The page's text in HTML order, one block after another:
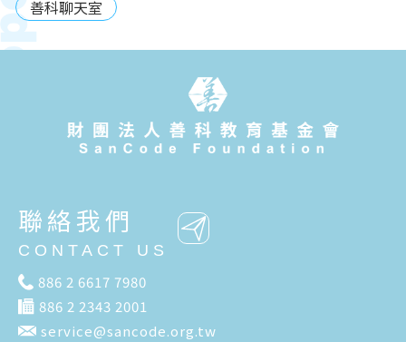
善科聊天室
聯絡我們
CONTACT US
886 2 6617 7980
886 2 2343 2001
service@sancode.org.tw